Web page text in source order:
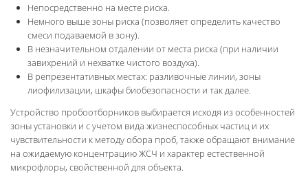
Непосредственно на месте риска.
Немного выше зоны риска (позволяет определить качество
смеси подаваемой в зону).
В незначительном отдалении от места риска (при наличии
завихрений и нехватке чистого воздуха).
В репрезентативных местах: разливочные линии, зоны
лиофилизации, шкафы биобезопасности и так далее.
Устройство пробоотборников выбирается исходя из особенностей
зоны установки и с учетом вида жизнеспособных частиц и их
чувствительности к методу обора проб, также обращают внимание
на ожидаемую концентрацию ЖСЧ и характер естественной
микрофлоры, свойственной для объекта.